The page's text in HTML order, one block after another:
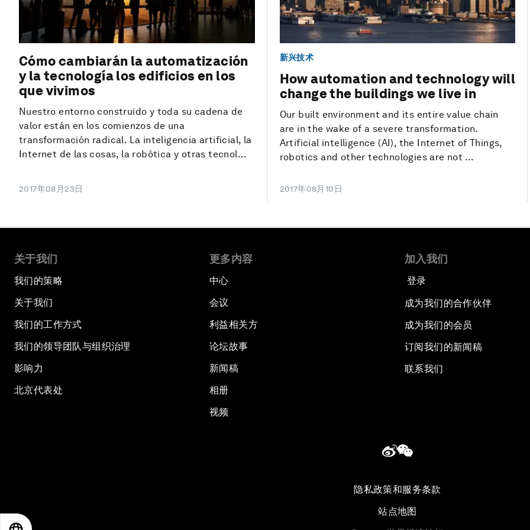
Cómo cambiarán la automatización
y la tecnología los edificios en los
que vivimos
Nuestro entorno construido y toda su cadena de
valor están en los comienzos de una
transformación radical. La inteligencia artificial, la
Internet de las cosas, la robótica y otras tecnol...
2017年08月23日
新兴技术
How automation and technology will
change the buildings we live in
Our built environment and its entire value chain
are in the wake of a severe transformation.
Artificial intelligence (AI), the Internet of Things,
robotics and other technologies are not ...
2017年08月10日
关于我们
我们的策略
关于我们
我们的工作方式
我们的领导团队与组织治理
影响力
北京代表处
更多内容
中心
会议
利益相关方
论坛故事
新闻稿
相册
视频
加入我们
登录
成为我们的合作伙伴
成为我们的会员
订阅我们的新闻稿
联系我们
隐私政策和服务条款
站点地图